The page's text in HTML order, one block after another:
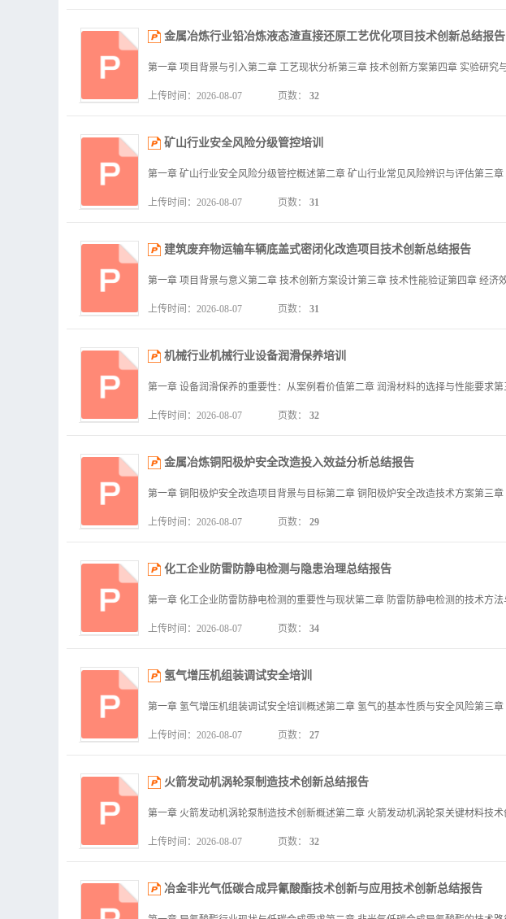
金属冶炼行业铅冶炼液态渣直接还原工艺优化项目技术创新总结报告
上传时间：2026-08-07 页数： 32
矿山行业安全风险分级管控培训
上传时间：2026-08-07 页数： 31
建筑废弃物运输车辆底盖式密闭化改造项目技术创新总结报告​
上传时间：2026-08-07 页数： 31
机械行业机械行业设备润滑保养培训
上传时间：2026-08-07 页数： 32
金属冶炼铜阳极炉安全改造投入效益分析总结报告
上传时间：2026-08-07 页数： 29
化工企业防雷防静电检测与隐患治理总结报告
上传时间：2026-08-07 页数： 34
氢气增压机组装调试安全培训
上传时间：2026-08-07 页数： 27
火箭发动机涡轮泵制造技术创新总结报告
上传时间：2026-08-07 页数： 32
冶金非光气低碳合成异氰酸酯技术创新与应用技术创新总结报告